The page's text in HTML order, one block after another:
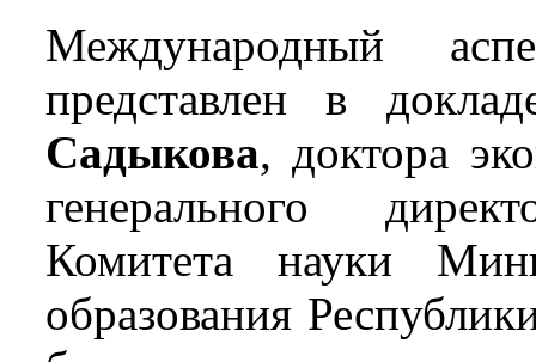
Международный
представлен в
Садыкова, доктора
генерального
Комитета науки
образования